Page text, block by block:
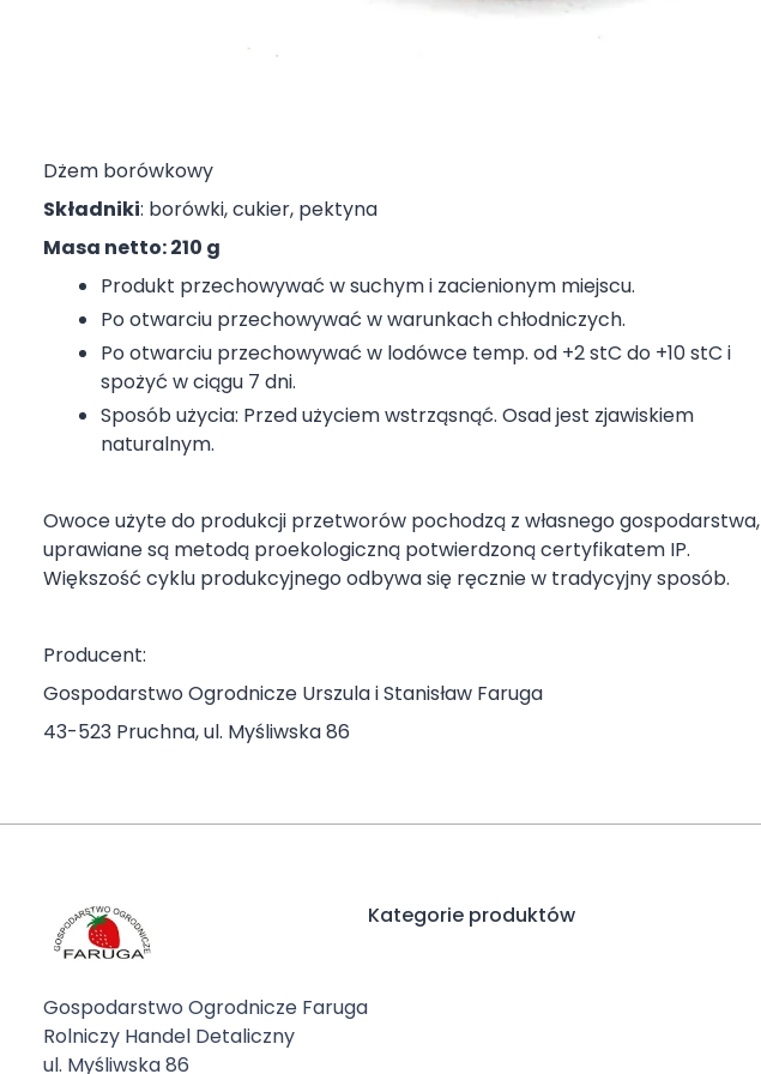
Dżem borówkowy
Składniki: borówki, cukier, pektyna
Masa netto: 210 g
Produkt przechowywać w suchym i zacienionym miejscu.
Po otwarciu przechowywać w warunkach chłodniczych.
Po otwarciu przechowywać w lodówce temp. od +2 stC do +10 stC i
spożyć w ciągu 7 dni.
Sposób użycia: Przed użyciem wstrząsnąć. Osad jest zjawiskiem
naturalnym.
Owoce użyte do produkcji przetworów pochodzą z własnego gospodarstwa,
uprawiane są metodą proekologiczną potwierdzoną certyfikatem IP.
Większość cyklu produkcyjnego odbywa się ręcznie w tradycyjny sposób.
Producent:
Gospodarstwo Ogrodnicze Urszula i Stanisław Faruga
43-523 Pruchna, ul. Myśliwska 86
Gospodarstwo Ogrodnicze Faruga
Rolniczy Handel Detaliczny
ul. Myśliwska 86
Kategorie produktów